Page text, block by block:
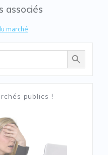
associés
marché
Search Button
publics !